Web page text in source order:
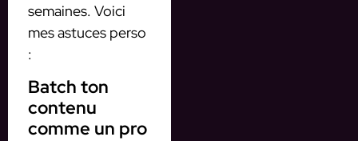
semaines. Voici
mes astuces perso
:
Batch ton
contenu
comme un pro